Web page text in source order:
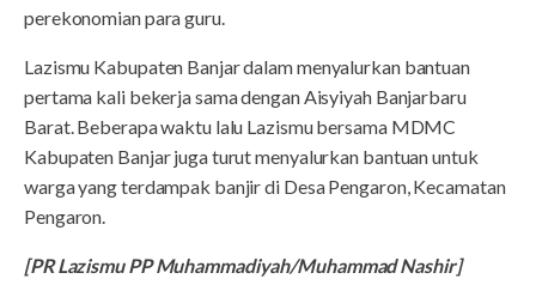
perekonomian para guru.
Lazismu Kabupaten Banjar dalam menyalurkan bantuan
pertama kali bekerja sama dengan Aisyiyah Banjarbaru
Barat. Beberapa waktu lalu Lazismu bersama MDMC
Kabupaten Banjar juga turut menyalurkan bantuan untuk
warga yang terdampak banjir di Desa Pengaron, Kecamatan
Pengaron.
[PR Lazismu PP Muhammadiyah/Muhammad Nashir]